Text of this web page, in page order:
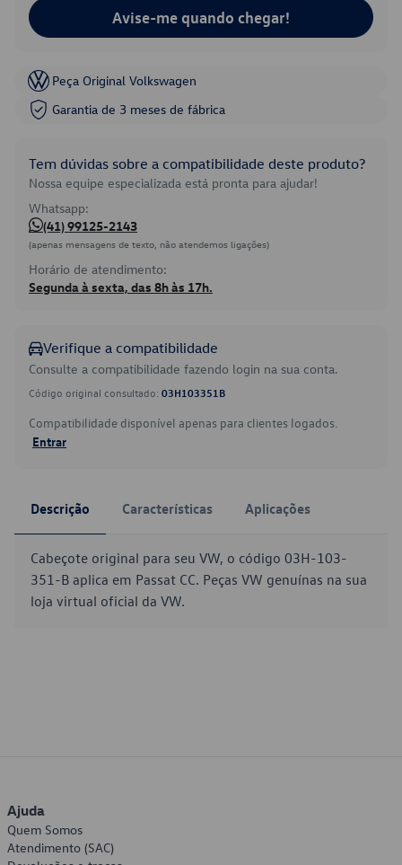
Avise-me quando chegar!
Peça Original Volkswagen
Garantia de 3 meses de fábrica
Tem dúvidas sobre a compatibilidade deste produto?
Nossa equipe especializada está pronta para ajudar!
Whatsapp:
(41) 99125-2143
(apenas mensagens de texto, não atendemos ligações)
Horário de atendimento:
Segunda à sexta, das 8h às 17h.
Verifique a compatibilidade
Consulte a compatibilidade fazendo login na sua conta.
Código original consultado: 03H103351B
Compatibilidade disponível apenas para clientes logados.
Entrar
Descrição Características Aplicações
Cabeçote original para seu VW, o código 03H-103-
351-B aplica em Passat CC. Peças VW genuínas na sua
loja virtual oficial da VW.
Ajuda
Quem Somos
Atendimento (SAC)